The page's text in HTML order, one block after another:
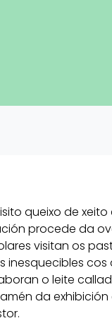
queixo de
procede da
visitan os
cos
o leite
da